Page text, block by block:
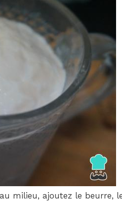
milieu, ajoutez le beurre,